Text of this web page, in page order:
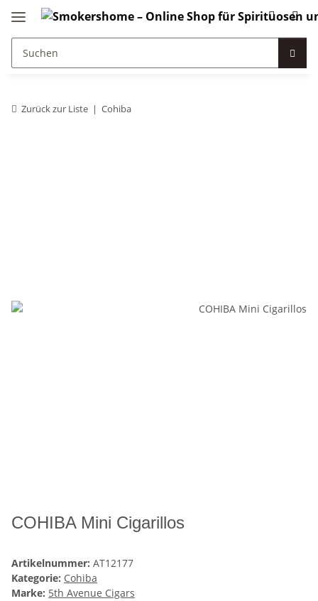
Zurück zur Liste Cohiba
COHIBA Mini Cigarillos
Artikelnummer: AT12177
Kategorie: Cohiba
Marke: 5th Avenue Cigars